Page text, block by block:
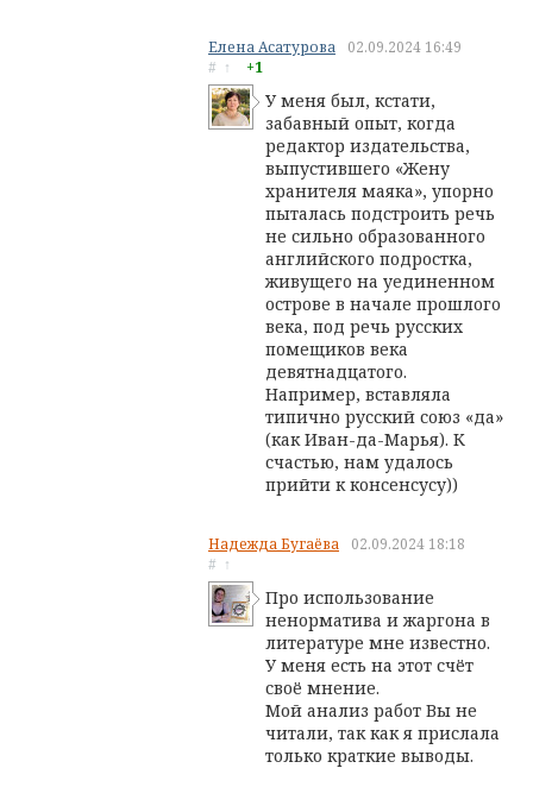
Елена Асатурова 02.09.2024 16:49
# ↑ +1
У меня был, кстати,
забавный опыт, когда
редактор издательства,
выпустившего «Жену
хранителя маяка», упорно
пыталась подстроить речь
не сильно образованного
английского подростка,
живущего на уединенном
острове в начале прошлого
века, под речь русских
помещиков века
девятнадцатого.
Например, вставляла
типично русский союз «да»
(как Иван-да-Марья). К
счастью, нам удалось
прийти к консенсусу))
Надежда Бугаёва 02.09.2024 18:18
# ↑
Про использование
ненорматива и жаргона в
литературе мне известно.
У меня есть на этот счёт
своё мнение.
Мой анализ работ Вы не
читали, так как я прислала
только краткие выводы.